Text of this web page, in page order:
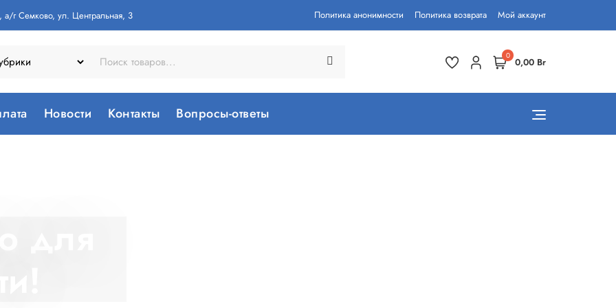
г Семково, ул. Центральная, 3 Политика анонимности Политика возврата Мой аккаунт
0
0,00 Br
Новости Контакты Вопросы-ответы